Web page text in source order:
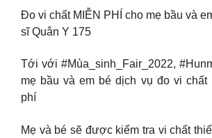
Đo vi chất MIỄN PHÍ cho mẹ bầu và
sĩ Quân Y 175
Tới với #Mùa_sinh_Fair_2022,
mẹ bầu và em bé dịch vụ đo vi chất
phí
Mẹ và bé sẽ được kiểm tra vi chất